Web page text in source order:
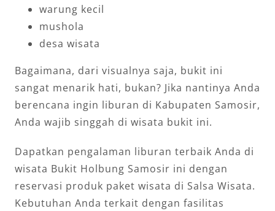
warung kecil
mushola
desa wisata
Bagaimana, dari visualnya saja, bukit ini
sangat menarik hati, bukan? Jika nantinya Anda
berencana ingin liburan di Kabupaten Samosir,
Anda wajib singgah di wisata bukit ini.
Dapatkan pengalaman liburan terbaik Anda di
wisata Bukit Holbung Samosir ini dengan
reservasi produk paket wisata di Salsa Wisata.
Kebutuhan Anda terkait dengan fasilitas